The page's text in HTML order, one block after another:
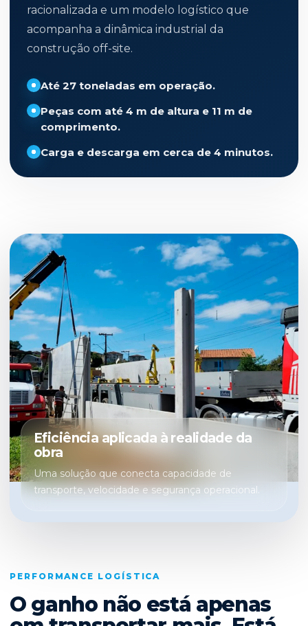
racionalizada e um modelo logístico que
acompanha a dinâmica industrial da
construção off-site.
Até 27 toneladas em operação.
Peças com até 4 m de altura e 11 m de
comprimento.
Carga e descarga em cerca de 4 minutos.
Eficiência aplicada à realidade da
obra
Uma solução que conecta capacidade de
transporte, velocidade e segurança operacional.
PERFORMANCE LOGÍSTICA
O ganho não está apenas